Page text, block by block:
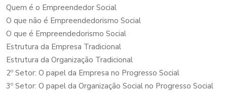
Quem é o Empreendedor Social
O que não é Empreendedorismo Social
O que é Empreendedorismo Social
Estrutura da Empresa Tradicional
Estrutura da Organização Tradicional
2º Setor: O papel da Empresa no Progresso Social
3º Setor: O papel da Organização Social no Progresso Social